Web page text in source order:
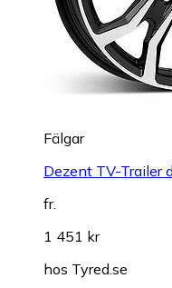
Fälgar
Dezent TV-Trailer
fr.
1 451 kr
hos Tyred.se